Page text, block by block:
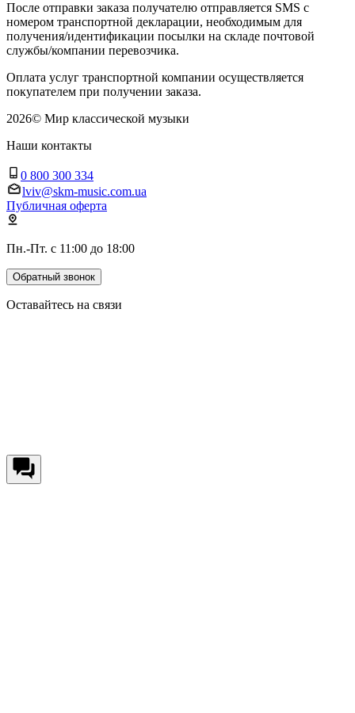
После отправки заказа получателю отправляется SMS с
номером транспортной декларации, необходимым для
получения/идентификации посылки на складе почтовой
службы/компании перевозчика.
Оплата услуг транспортной компании осуществляется
покупателем при получении заказа.
2026© Мир классической музыки
Наши контакты
0 800 300 334
lviv@skm-music.com.ua
Публичная оферта
Пн.-Пт. с 11:00 до 18:00
Обратный звонок
Оставайтесь на связи